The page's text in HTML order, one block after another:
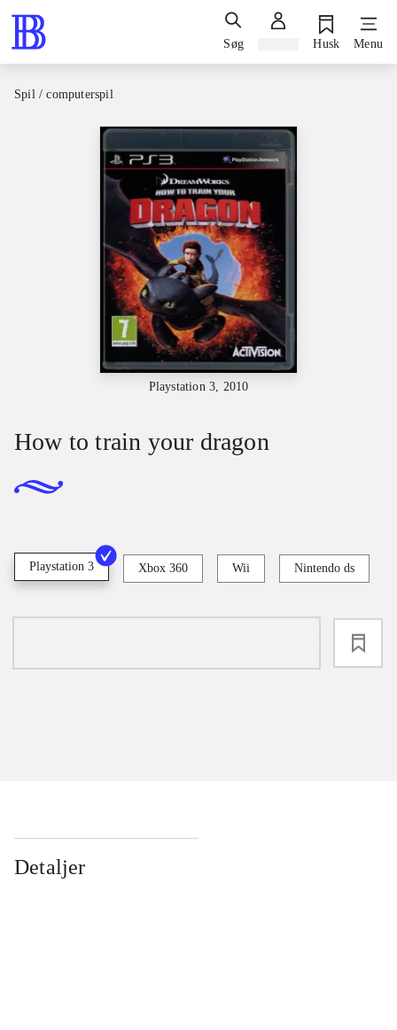
Søg Husk Menu
Spil / computerspil
Playstation 3, 2010
How to train your dragon
Playstation 3 Xbox 360 Wii Nintendo ds
Detaljer